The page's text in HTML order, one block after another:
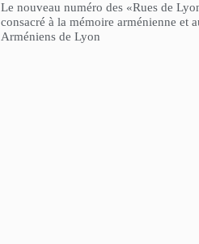
Le nouveau numéro des «Rues de
consacré à la mémoire arménienne et
Arméniens de Lyon